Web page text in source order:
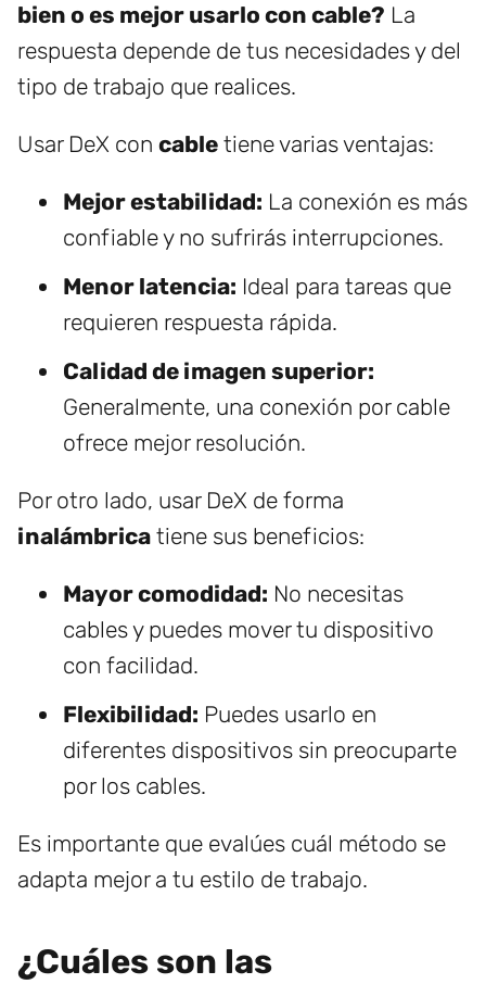
bien o es mejor usarlo con cable? La
respuesta depende de tus necesidades y del
tipo de trabajo que realices.
Usar DeX con cable tiene varias ventajas:
Mejor estabilidad: La conexión es más
confiable y no sufrirás interrupciones.
Menor latencia: Ideal para tareas que
requieren respuesta rápida.
Calidad de imagen superior:
Generalmente, una conexión por cable
ofrece mejor resolución.
Por otro lado, usar DeX de forma
inalámbrica tiene sus beneficios:
Mayor comodidad: No necesitas
cables y puedes mover tu dispositivo
con facilidad.
Flexibilidad: Puedes usarlo en
diferentes dispositivos sin preocuparte
por los cables.
Es importante que evalúes cuál método se
adapta mejor a tu estilo de trabajo.
¿Cuáles son las